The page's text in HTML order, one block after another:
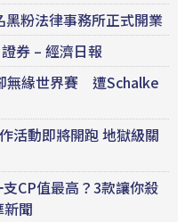
粉法律事務所正式開業
券 – 經濟日報
無緣世界賽 遭Schalke
活動即將開跑 地獄級關
CP值最高？3款讓你殺
新聞